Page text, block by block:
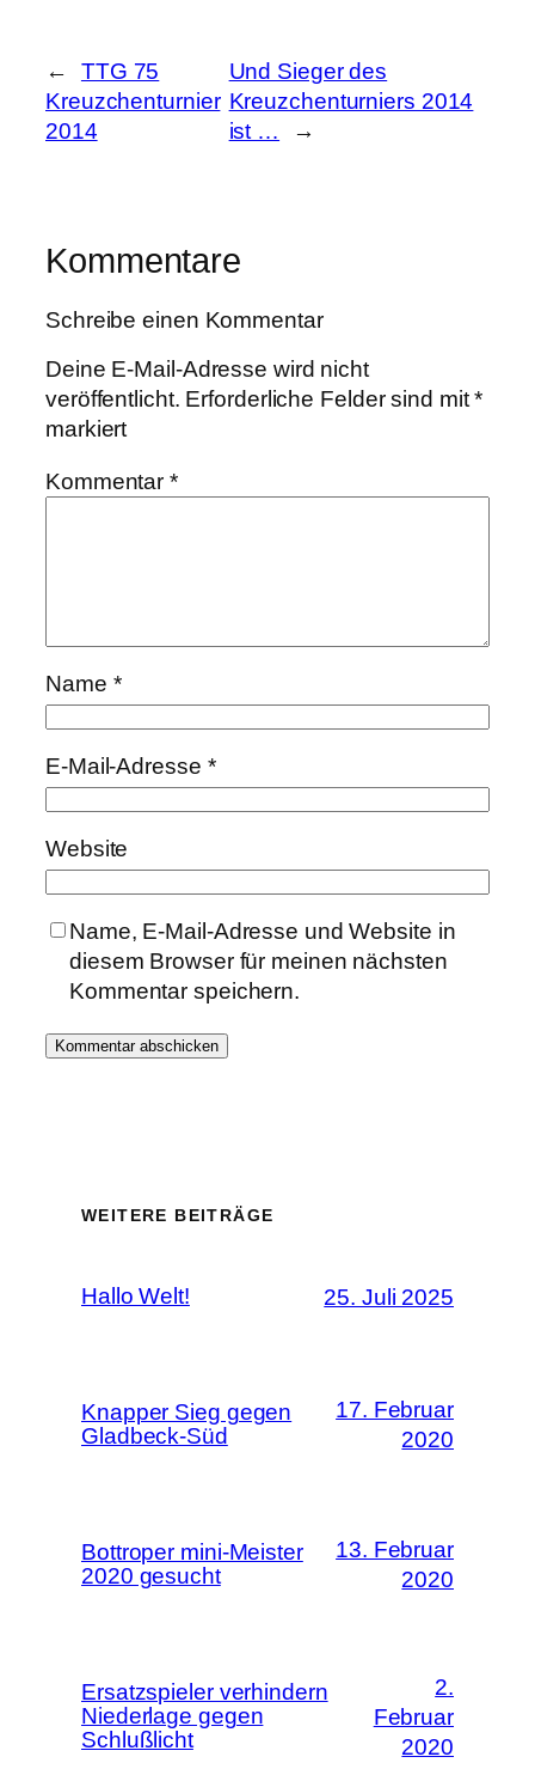
←
TTG 75
Kreuzchenturnier
2014
Und Sieger des
Kreuzchenturniers 2014
ist …
→
Kommentare
Schreibe einen Kommentar
Deine E-Mail-Adresse wird nicht
veröffentlicht. Erforderliche Felder sind mit*
markiert
Kommentar*
Name *
E-Mail-Adresse *
Website
Name, E-Mail-Adresse und Website in
diesem Browser für meinen nächsten
Kommentar speichern.
WEITERE BEITRÄGE
Hallo Welt! 25. Juli 2025
Knapper Sieg gegen
Gladbeck-Süd
17. Februar
2020
Bottroper mini-Meister
2020 gesucht
13. Februar
2020
Ersatzspieler verhindern
Niederlage gegen
Schlußlicht
2.
Februar
2020